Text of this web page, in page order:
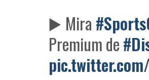
▶️ Mira
Premium de